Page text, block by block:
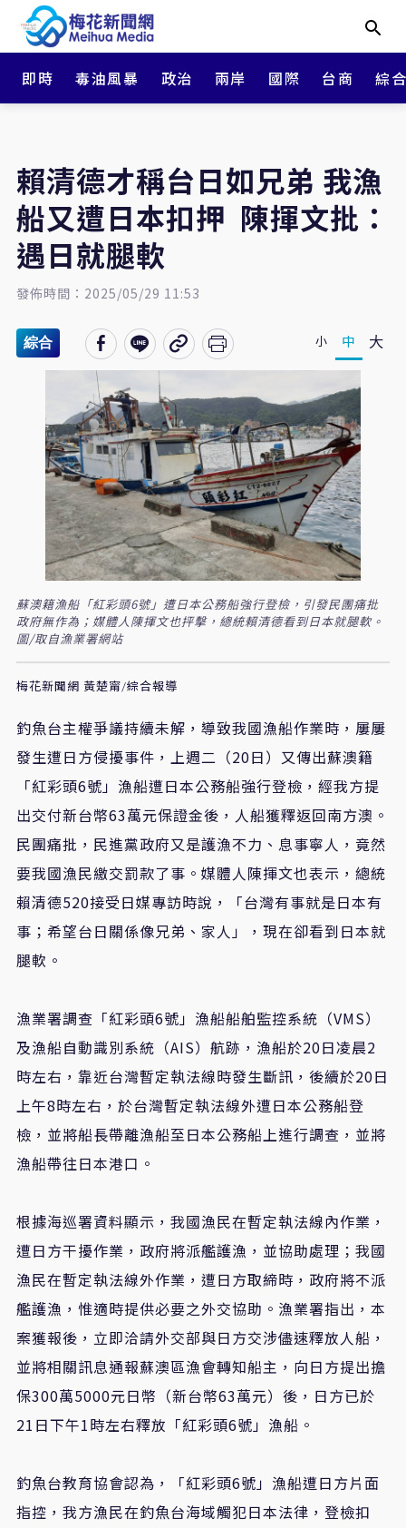
即時 毒油風暴 政治 兩岸 國際 台商 綜
賴清德才稱台日如兄弟 我漁
船又遭日本扣押 陳揮文批：
遇日就腿軟
發佈時間：2025/05/29 11:53
綜合 小 中 大
蘇澳籍漁船「紅彩頭6號」遭日本公務船強行登檢，引發民團痛批
政府無作為；媒體人陳揮文也抨擊，總統賴清德看到日本就腿軟。
圖/取自漁業署網站
梅花新聞網 黃楚甯/綜合報導
釣魚台主權爭議持續未解，導致我國漁船作業時，屢屢
發生遭日方侵擾事件，上週二（20日）又傳出蘇澳籍
「紅彩頭6號」漁船遭日本公務船強行登檢，經我方提
出交付新台幣63萬元保證金後，人船獲釋返回南方澳。
民團痛批，民進黨政府又是護漁不力、息事寧人，竟然
要我國漁民繳交罰款了事。媒體人陳揮文也表示，總統
賴清德520接受日媒專訪時說，「台灣有事就是日本有
事；希望台日關係像兄弟、家人」，現在卻看到日本就
腿軟。
漁業署調查「紅彩頭6號」漁船船舶監控系統（VMS）
及漁船自動識別系統（AIS）航跡，漁船於20日凌晨2
時左右，靠近台灣暫定執法線時發生斷訊，後續於20日
上午8時左右，於台灣暫定執法線外遭日本公務船登
檢，並將船長帶離漁船至日本公務船上進行調查，並將
漁船帶往日本港口。
根據海巡署資料顯示，我國漁民在暫定執法線內作業，
遭日方干擾作業，政府將派艦護漁，並協助處理；我國
漁民在暫定執法線外作業，遭日方取締時，政府將不派
艦護漁，惟適時提供必要之外交協助。漁業署指出，本
案獲報後，立即洽請外交部與日方交涉儘速釋放人船，
並將相關訊息通報蘇澳區漁會轉知船主，向日方提出擔
保300萬5000元日幣（新台幣63萬元）後，日方已於
21日下午1時左右釋放「紅彩頭6號」漁船。
釣魚台教育協會認為，「紅彩頭6號」漁船遭日方片面
指控，我方漁民在釣魚台海域觸犯日本法律，登檢扣